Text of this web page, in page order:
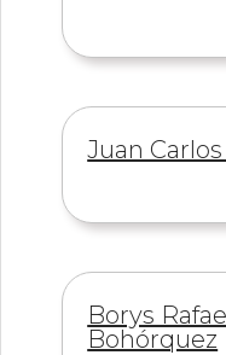
Juan
de
Borys
Bohórquez